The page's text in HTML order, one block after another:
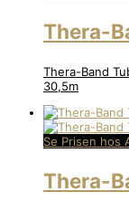
Thera-
Thera-Band
30,5m
Se Prisen hos
Thera-